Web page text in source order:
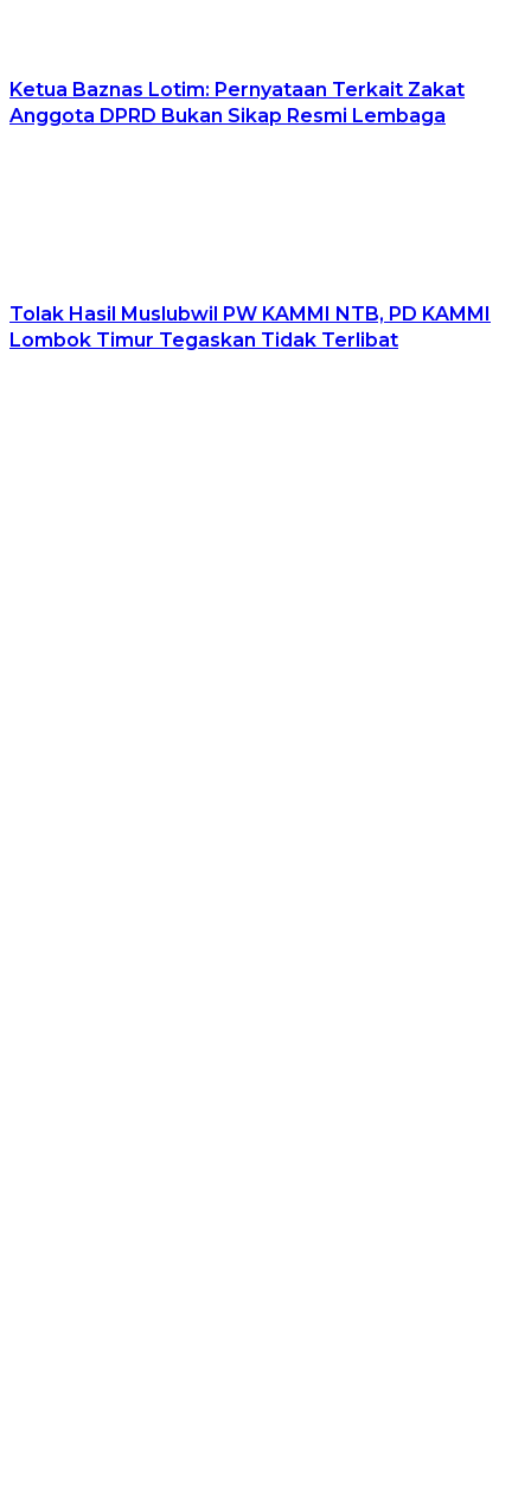
Ketua Baznas Lotim: Pernyataan Terkait Zakat
Anggota DPRD Bukan Sikap Resmi Lembaga
Tolak Hasil Muslubwil PW KAMMI NTB, PD KAMMI
Lombok Timur Tegaskan Tidak Terlibat